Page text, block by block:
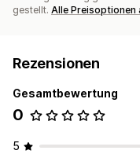
gestellt. Alle Preisoptionen
Rezensionen
Gesamtbewertung
0
5